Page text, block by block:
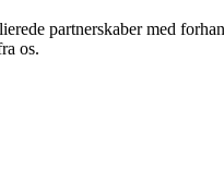
partnerskaber med
os.